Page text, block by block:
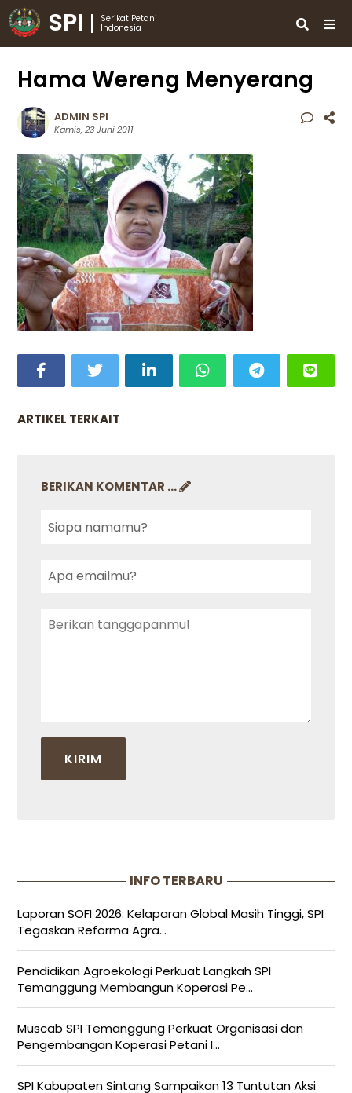
SPI
Serikat Petani
Indonesia
Hama Wereng Menyerang
ADMIN SPI
Kamis, 23 Juni 2011
ARTIKEL TERKAIT
BERIKAN KOMENTAR ...
INFO TERBARU
Laporan SOFI 2026: Kelaparan Global Masih Tinggi, SPI
Tegaskan Reforma Agra...
Pendidikan Agroekologi Perkuat Langkah SPI
Temanggung Membangun Koperasi Pe...
Muscab SPI Temanggung Perkuat Organisasi dan
Pengembangan Koperasi Petani I...
SPI Kabupaten Sintang Sampaikan 13 Tuntutan Aksi